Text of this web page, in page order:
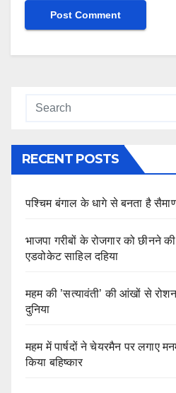
RECENT POSTS
पश्चिम बंगाल के धागे से बनता है सैमाण
भाजपा गरीबों के रोजगार को छीनने
एडवोकेट साहिल दहिया
महम की ’सत्यावंती’ की आंखों से
दुनिया
महम में पार्षदों ने चेयरमैन पर लगाए
किया बहिष्कार